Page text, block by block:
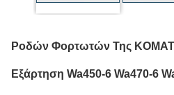
Ροδών Φορτωτών Της
Εξάρτηση Wa450-6 Wa470-6